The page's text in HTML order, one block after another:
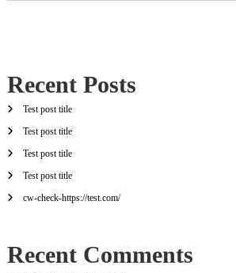
Recent Posts
Test post title
Test post title
Test post title
Test post title
cw-check-https://test.com/
Recent Comments